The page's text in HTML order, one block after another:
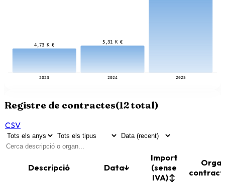
4,73 K €
2023
5,31 K €
2024 2025
Registre de contractes(12total)
CSV
Descripció Data↓
Import
(sense
IVA)↕